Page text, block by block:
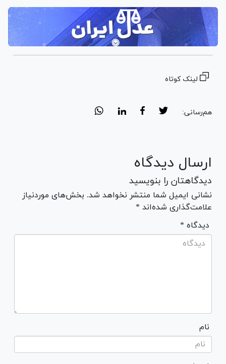
لینک کوتاه
هم‌رسانی:
ارسال دیدگاه
دیدگاهتان را بنویسید
نشانی ایمیل شما منتشر نخواهد شد. بخش‌های موردنیاز
علامت‌گذاری شده‌اند *
* دیدگاه
نام